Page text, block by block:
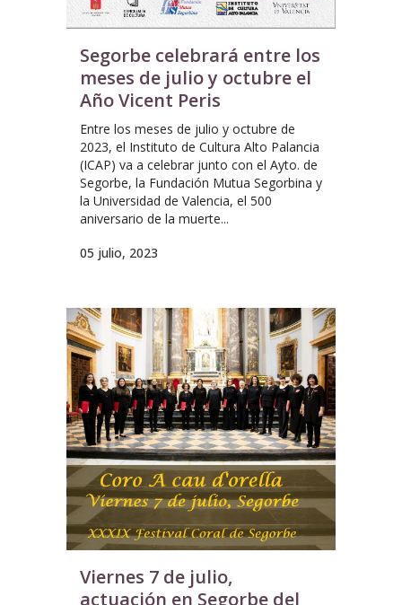
Segorbe celebrará entre los
meses de julio y octubre el
Año Vicent Peris
Entre los meses de julio y octubre de
2023, el Instituto de Cultura Alto Palancia
(ICAP) va a celebrar junto con el Ayto. de
Segorbe, la Fundación Mutua Segorbina y
la Universidad de Valencia, el 500
aniversario de la muerte...
05 julio, 2023
Viernes 7 de julio,
actuación en Segorbe del